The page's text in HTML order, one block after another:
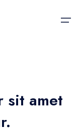
sit amet